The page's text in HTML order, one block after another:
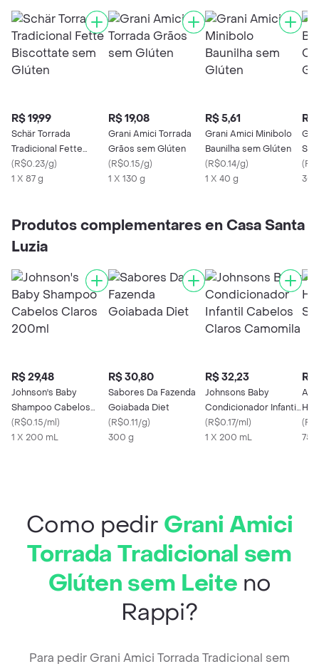
R$ 19,99
Schär Torrada
Tradicional Fette
Biscottate sem Glúten
(R$0.23/g)
1 X 87 g
R$ 19,08
Grani Amici Torrada
Grãos sem Glúten
(R$0.15/g)
1 X 130 g
R$ 5,61
Grani Amici Minibolo
Baunilha sem Glúten
(R$0.14/g)
1 X 40 g
R$
(
Produtos complementares en Casa Santa
Luzia
R$ 29,48
Johnson's Baby
Shampoo Cabelos
Claros 200ml
(R$0.15/ml)
1 X 200 mL
R$ 30,80
Sabores Da Fazenda
Goiabada Diet
(R$0.11/g)
300 g
R$ 32,23
Johnsons Baby
Condicionador Infantil
Cabelos Claros
Camomila
(R$0.17/ml)
1 X 200 mL
R$
(
75 g
Como pedir Grani Amici
Torrada Tradicional sem
Glúten sem Leite no
Rappi?
Para pedir Grani Amici Torrada Tradicional sem